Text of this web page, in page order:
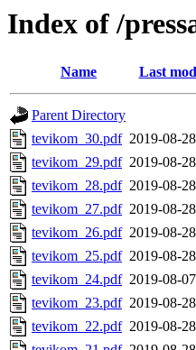
Index of /
Name Last
Parent Directory
tevikom_30.pdf 2019-08-
tevikom_29.pdf 2019-08-
tevikom_28.pdf 2019-08-
tevikom_27.pdf 2019-08-
tevikom_26.pdf 2019-08-
tevikom_25.pdf 2019-08-
tevikom_24.pdf 2019-08-
tevikom_23.pdf 2019-08-
tevikom_22.pdf 2019-08-